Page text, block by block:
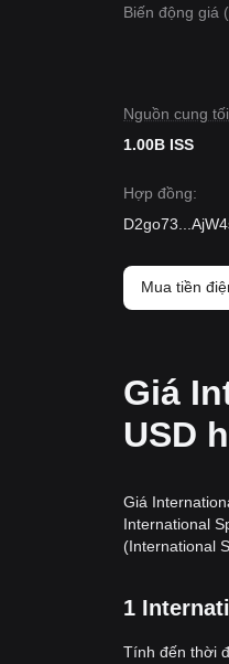
Biến động giá
Nguồn cung
1.00B ISS
Hợp đồng:
D2go73
Mua tiền
Giá
USD
Giá
International
(International
1
Tính đến thời